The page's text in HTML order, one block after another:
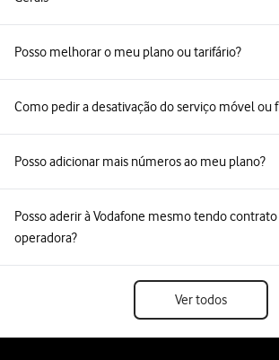
Posso melhorar o meu plano ou tarifário?
Como pedir a desativação do serviço móvel ou
Posso adicionar mais números ao meu plano?
Posso aderir à Vodafone mesmo tendo
operadora?
Ver todos